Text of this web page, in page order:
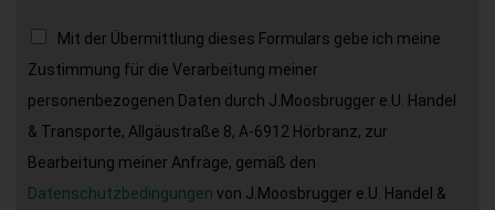
Mit der Übermittlung dieses Formulars gebe ich meine
Zustimmung für die Verarbeitung meiner
personenbezogenen Daten durch J.Moosbrugger e.U. Handel
& Transporte, Allgäustraße 8, A-6912 Hörbranz, zur
Bearbeitung meiner Anfrage, gemäß den
Datenschutzbedingungen von J.Moosbrugger e.U. Handel &